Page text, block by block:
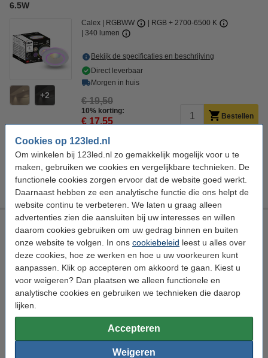
Cookies op 123led.nl
Om winkelen bij 123led.nl zo gemakkelijk mogelijk voor u te
maken, gebruiken we cookies en vergelijkbare technieken. De
functionele cookies zorgen ervoor dat de website goed werkt.
Daarnaast hebben ze een analytische functie die ons helpt de
website continu te verbeteren. We laten u graag alleen
advertenties zien die aansluiten bij uw interesses en willen
daarom cookies gebruiken om uw gedrag binnen en buiten
onze website te volgen. In ons cookiebeleid leest u alles over
deze cookies, hoe ze werken en hoe u uw voorkeuren kunt
aanpassen. Klik op accepteren om akkoord te gaan. Kiest u
voor weigeren? Dan plaatsen we alleen functionele en
analytische cookies en gebruiken we technieken die daarop
lijken.
Accepteren
Weigeren
6.5W
2
Calex RGBWW
RGB + 2700-6500 K
340 lumen
Bekijk de specificaties en beschrijving
Direct leverbaar
Morgen in huis
€ 19,50
10% korting:
€ 17,55 Bestellen
Werkt met
Calex slimme inbouwspot | Halo | Zwart | RGB + 2700-6500K |
6.5W
RGBWW
RGB + 2700-6500 K
Bekijk de specificaties en beschrijving
Direct leverbaar
€ 19,50
10% korting:
€ 17,55 Bestellen